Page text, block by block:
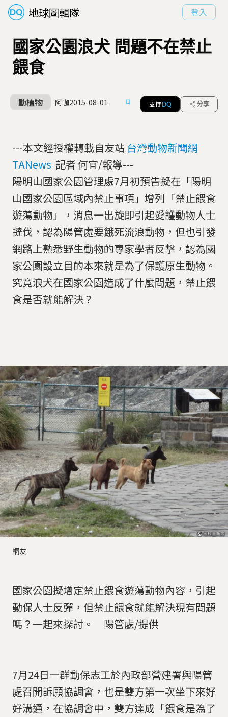
地球圖輯隊 登入
國家公園浪犬 問題不在禁止
餵食
動植物 阿咖2015-08-01 支持 DQ 分享
---本文經授權轉載自友站 台灣動物新聞網
TANews 記者 何宜/報導---
陽明山國家公園管理處7月初預告擬在「陽明
山國家公園區域內禁止事項」增列「禁止餵食
遊蕩動物」，消息一出旋即引起愛護動物人士
撻伐，認為陽管處要餓死流浪動物，但也引發
網路上熟悉野生動物的專家學者反擊，認為國
家公園設立目的本來就是為了保護原生動物。
究竟浪犬在國家公園造成了什麼問題，禁止餵
食是否就能解決？
網友
國家公園擬增定禁止餵食遊蕩動物內容，引起
動保人士反彈，但禁止餵食就能解決現有問題
嗎？一起來探討。 陽管處/提供
7月24日一群動保志工於內政部營建署與陽管
處召開訴願協調會，也是雙方第一次坐下來好
好溝通，在協調會中，雙方達成「餵食是為了